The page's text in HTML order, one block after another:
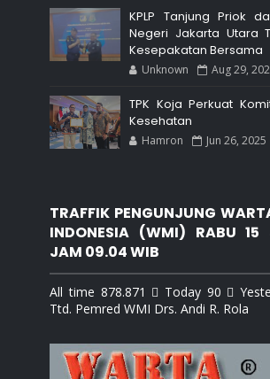
KPLP Tanjung Priok
Negeri Jakarta Utara
Kesepakatan Bersama
Unknown Aug 29,
TPK Koja Perkuat
Kesehatan
Hamron Jun 26, 2025
TRAFFIK PENGUNJUNG
INDONESIA (WMI) RABU
JAM 09.04 WIB
All time 878.871  Today 90 
Ttd. Pemred WMI Drs. Andi R. Rola